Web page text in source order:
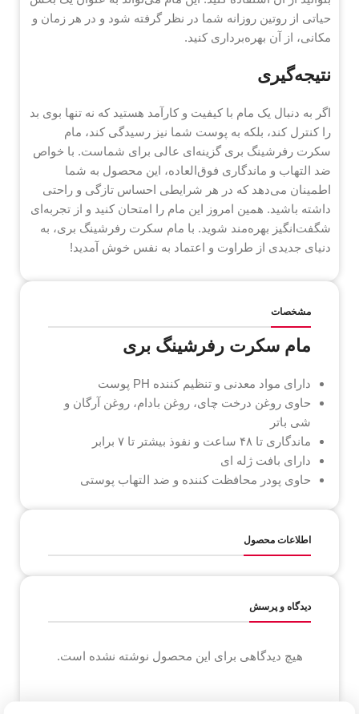
حیاتی از روتین روزانه شما در نظر گرفته شود و در هر زمان و
مکانی، از آن بهره‌برداری کنید.
نتیجه‌گیری
اگر به دنبال یک مام با کیفیت و کارآمد هستید که نه تنها بوی بد
را کنترل کند، بلکه به پوست شما نیز رسیدگی کند، مام
سکرت رفرشینگ بری گزینه‌ای عالی برای شماست. با خواص
ضد التهاب و ماندگاری فوق‌العاده، این محصول به شما
اطمینان می‌دهد که در هر شرایطی احساس تازگی و راحتی
داشته باشید. همین امروز این مام را امتحان کنید و از تجربه‌ای
شگفت‌انگیز بهره‌مند شوید. با مام سکرت رفرشینگ بری، به
دنیای جدیدی از طراوت و اعتماد به نفس خوش آمدید!
مشخصات
مام سکرت رفرشینگ بری
دارای مواد معدنی و تنظیم کننده PH پوست
حاوی روغن درخت چای، روغن بادام، روغن آرگان و
شی باتر
ماندگاری تا ۴۸ ساعت و نفوذ بیشتر تا ۷ برابر
دارای بافت ژله ای
حاوی پودر محافظت کننده و ضد التهاب پوستی
اطلاعات محصول
دیدگاه و پرسش
هیچ دیدگاهی برای این محصول نوشته نشده است.